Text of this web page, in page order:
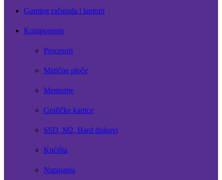
Gaming računala i laptopi
Komponente
Procesori
Matične ploče
Memorije
Grafičke kartice
SSD, M2, Hard diskovi
Kućišta
Napajanja